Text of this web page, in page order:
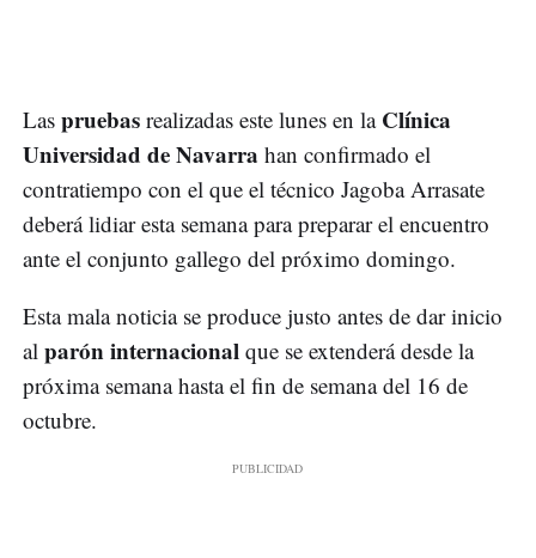
Las pruebas realizadas este lunes en la Clínica
Universidad de Navarra han confirmado el
contratiempo con el que el técnico Jagoba Arrasate
deberá lidiar esta semana para preparar el encuentro
ante el conjunto gallego del próximo domingo.
Esta mala noticia se produce justo antes de dar inicio
al parón internacional que se extenderá desde la
próxima semana hasta el fin de semana del 16 de
octubre.